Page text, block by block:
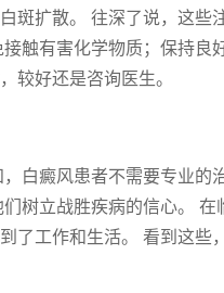
斑扩散。 往深了说，这些
触有害化学物质；保持良
较好还是咨询医生。
白癜风患者不需要专业的
树立战胜疾病的信心。 在
了工作和生活。 看到这些